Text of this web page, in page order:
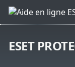
ESET